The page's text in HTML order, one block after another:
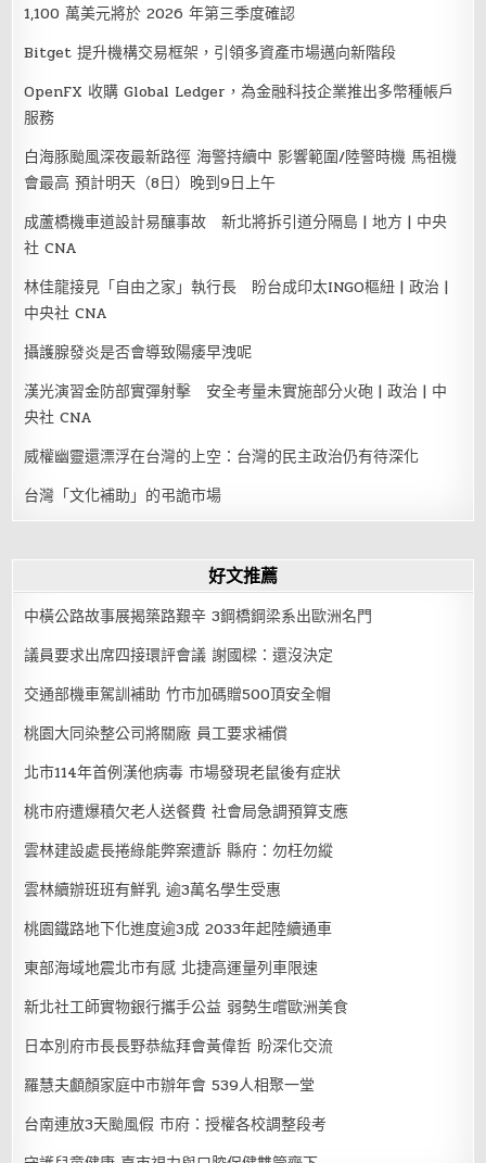
1,100 萬美元將於 2026 年第三季度確認
Bitget 提升機構交易框架，引領多資產市場邁向新階段
OpenFX 收購 Global Ledger，為金融科技企業推出多幣種帳戶
服務
白海豚颱風深夜最新路徑 海警持續中 影響範圍/陸警時機 馬祖機
會最高 預計明天（8日）晚到9日上午
成蘆橋機車道設計易釀事故 新北將拆引道分隔島 | 地方 | 中央
社 CNA
林佳龍接見「自由之家」執行長 盼台成印太INGO樞紐 | 政治 |
中央社 CNA
攝護腺發炎是否會導致陽痿早洩呢
漢光演習金防部實彈射擊 安全考量未實施部分火砲 | 政治 | 中
央社 CNA
威權幽靈還漂浮在台灣的上空：台灣的民主政治仍有待深化
台灣「文化補助」的弔詭市場
好文推薦
中橫公路故事展揭築路艱辛 3鋼橋鋼梁系出歐洲名門
議員要求出席四接環評會議 謝國樑：還沒決定
交通部機車駕訓補助 竹市加碼贈500頂安全帽
桃園大同染整公司將關廠 員工要求補償
北市114年首例漢他病毒 市場發現老鼠後有症狀
桃市府遭爆積欠老人送餐費 社會局急調預算支應
雲林建設處長捲綠能弊案遭訴 縣府：勿枉勿縱
雲林續辦班班有鮮乳 逾3萬名學生受惠
桃園鐵路地下化進度逾3成 2033年起陸續通車
東部海域地震北市有感 北捷高運量列車限速
新北社工師實物銀行攜手公益 弱勢生嚐歐洲美食
日本別府市長長野恭紘拜會黃偉哲 盼深化交流
羅慧夫顱顏家庭中市辦年會 539人相聚一堂
台南連放3天颱風假 市府：授權各校調整段考